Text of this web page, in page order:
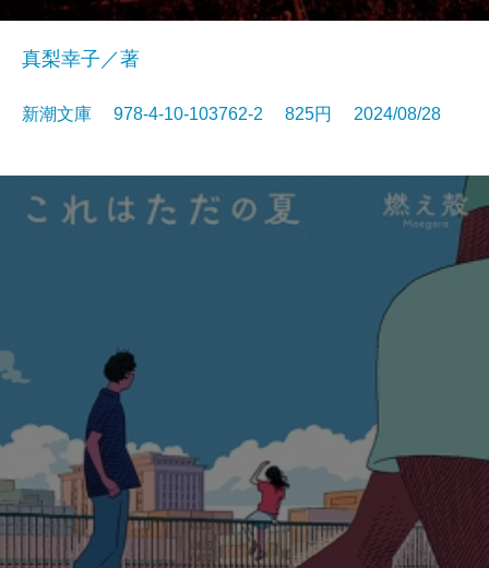
真梨幸子／著
新潮文庫 978-4-10-103762-2 825円 2024/08/28